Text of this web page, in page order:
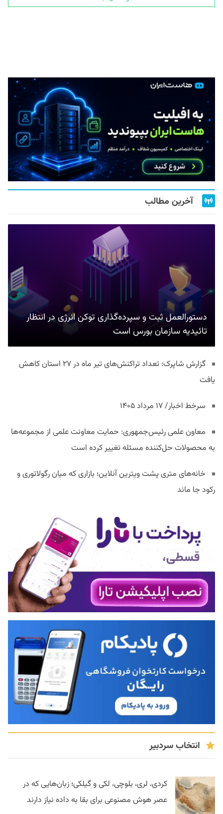
آخرین مطالب
دستورالعمل ثبت و سپرده‌گذاری توکن انرژی در انتظار
تائیدیه سازمان بورس است
گزارش شاپرک: تعداد تراکنش‌های تیر ماه در ۲۷ استان‌ کاهش
یافت
سرخط اخبار/ ۱۷ مرداد ۱۴۰۵
معاون علمی رئیس‌جمهوری: حمایت معاونت علمی از مجموعه‌ها
به محصولات حل‌کننده مسئله تغییر کرده است
خانه‌های متری پشت ویترین آنلاین؛ بازاری که میان رگولاتوری و
رکود جا ماند
انتخاب سردبیر
کردی، لری، بلوچی، لکی و گیلکی؛ زبان‌هایی که در
عصر هوش مصنوعی برای بقا به داده نیاز دارند